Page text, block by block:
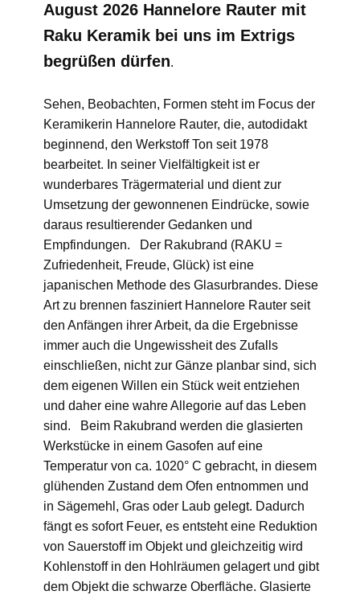
August 2026 Hannelore Rauter mit
Raku Keramik bei uns im Extrigs
begrüßen dürfen.
Sehen, Beobachten, Formen steht im Focus der
Keramikerin Hannelore Rauter, die, autodidakt
beginnend, den Werkstoff Ton seit 1978
bearbeitet. In seiner Vielfältigkeit ist er
wunderbares Trägermaterial und dient zur
Umsetzung der gewonnenen Eindrücke, sowie
daraus resultierender Gedanken und
Empfindungen. Der Rakubrand (RAKU =
Zufriedenheit, Freude, Glück) ist eine
japanischen Methode des Glasurbrandes. Diese
Art zu brennen fasziniert Hannelore Rauter seit
den Anfängen ihrer Arbeit, da die Ergebnisse
immer auch die Ungewissheit des Zufalls
einschließen, nicht zur Gänze planbar sind, sich
dem eigenen Willen ein Stück weit entziehen
und daher eine wahre Allegorie auf das Leben
sind. Beim Rakubrand werden die glasierten
Werkstücke in einem Gasofen auf eine
Temperatur von ca. 1020° C gebracht, in diesem
glühenden Zustand dem Ofen entnommen und
in Sägemehl, Gras oder Laub gelegt. Dadurch
fängt es sofort Feuer, es entsteht eine Reduktion
von Sauerstoff im Objekt und gleichzeitig wird
Kohlenstoff in den Hohlräumen gelagert und gibt
dem Objekt die schwarze Oberfläche. Glasierte